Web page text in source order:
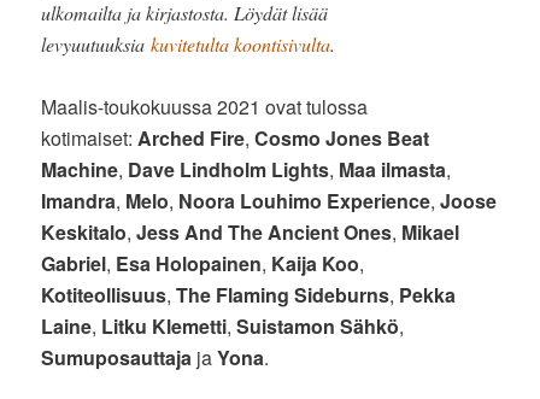
ulkomailta ja kirjastosta. Löydät lisää
levyuutuuksiakuvitetulta koontisivulta.
Maalis-toukokuussa 2021 ovat tulossa
kotimaiset: Arched Fire,Cosmo Jones Beat
Machine, Dave Lindholm Lights, Maa ilmasta,
Imandra, Melo, Noora Louhimo Experience,Joose
Keskitalo,Jess And The Ancient Ones, Mikael
Gabriel, Esa Holopainen, Kaija Koo,
Kotiteollisuus,The Flaming Sideburns, Pekka
Laine, Litku Klemetti,Suistamon Sähkö,
Sumuposauttaja jaYona.